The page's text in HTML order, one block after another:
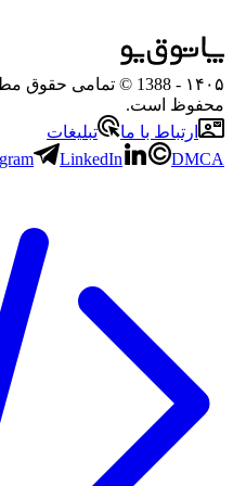
۱۴۰۵
- 1388 © تمامی
محفوظ است.
ارتباط با ما
تبلیغات
LinkedIn DMCA